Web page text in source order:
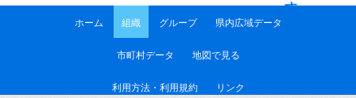
す
ホーム 組織 グループ 県内広域データ
市町村データ 地図で見る
利用方法・利用規約 リンク